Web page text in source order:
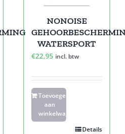
NONOISE
WATERSPORT
€22,95 incl. btw
Toevoegen
aan
winkelwagen
Details